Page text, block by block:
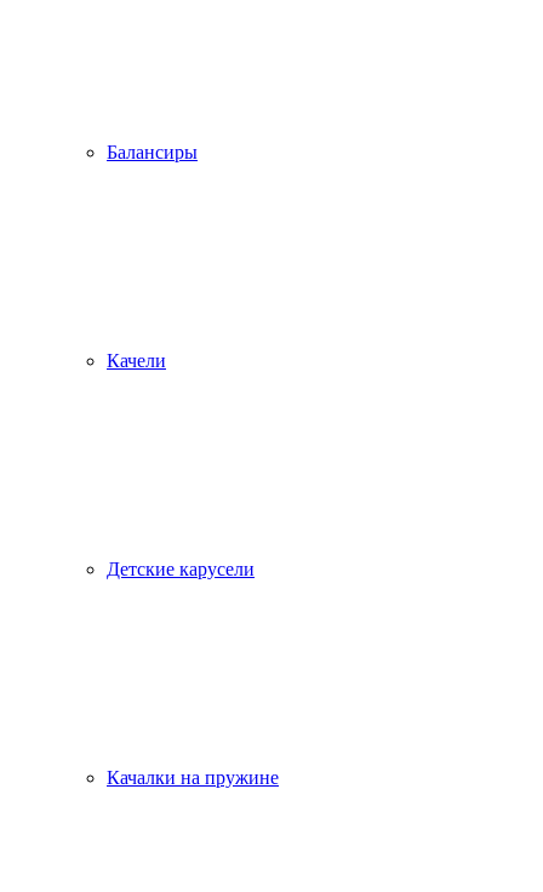
Балансиры
Качели
Детские карусели
Качалки на пружине